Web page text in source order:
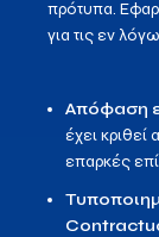
πρότυπα.
για τις εν
Απόφαση
έχει
επαρκές